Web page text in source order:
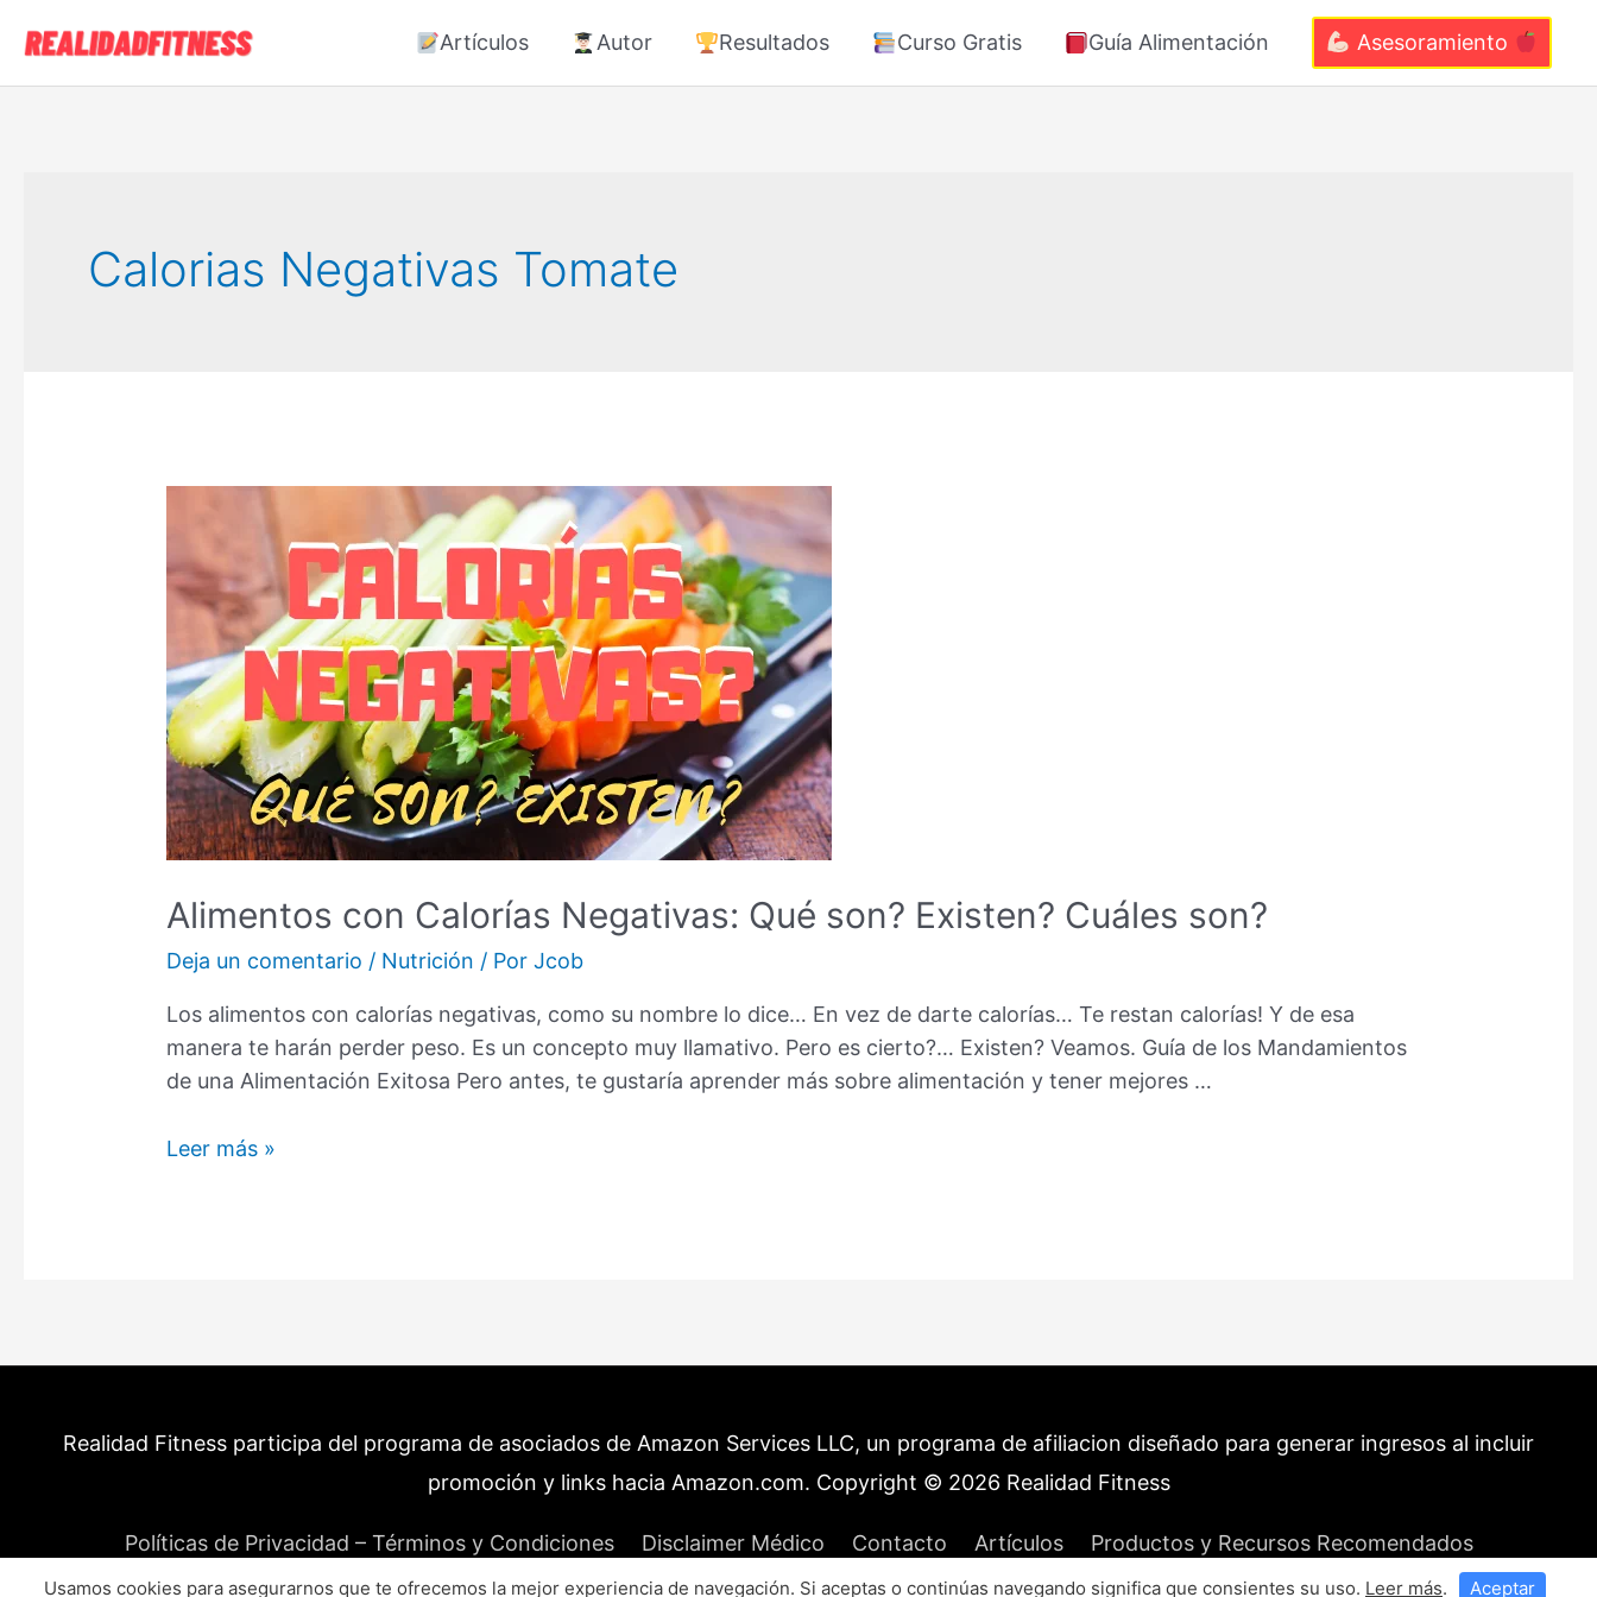
contenido
Artículos Autor Resultados Curso Gratis Guía Alimentación Asesoramiento
Calorias Negativas Tomate
Alimentos con Calorías Negativas: Qué son? Existen? Cuáles son?
Deja un comentario / Nutrición / PorJcob
Los alimentos con calorías negativas, como su nombre lo dice… En vez de darte calorías… Te restan calorías! Y de esa
manera te harán perder peso. Es un concepto muy llamativo. Pero es cierto?… Existen? Veamos. Guía de los Mandamientos
de una Alimentación Exitosa Pero antes, te gustaría aprender más sobre alimentación y tener mejores …
Alimentos
Leer más »
Realidad Fitness participa del programa de asociados de Amazon Services LLC, un programa de afiliacion diseñado para generar ingresos al incluir
promoción y links hacia Amazon.com. Copyright © 2026 Realidad Fitness
Políticas de Privacidad – Términos y Condiciones Disclaimer Médico Contacto Artículos Productos y Recursos Recomendados
Usamos cookies para asegurarnos que te ofrecemos la mejor experiencia de navegación. Si aceptas o continúas navegando significa que consientes su uso. Leer más. Aceptar